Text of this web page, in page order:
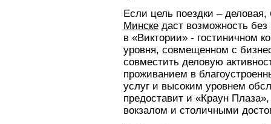
Если цель поездки –
Минске даст возможность
в «Виктории» - гостиничном
уровня, совмещенном с
совместить деловую
проживанием в
услуг и высоким уровнем
предоставит и «Краун
вокзалом и столичными